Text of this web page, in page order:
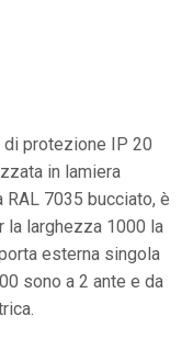
di protezione IP 20
in lamiera
7035 bucciato, è
la larghezza 1000 la
esterna singola
sono a 2 ante e da